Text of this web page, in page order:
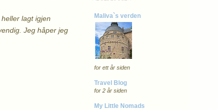
lagt igjen
Jeg håper jeg
Maliva`s verden
for ett år siden
Travel Blog
for 2 år siden
My Little Nomads